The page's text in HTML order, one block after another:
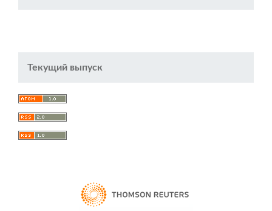
Текущий выпуск